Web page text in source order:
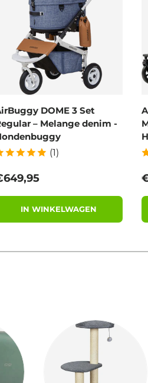
DOME 3 Set
– Melange denim -
(1)
prijs
IN WINKELWAGEN